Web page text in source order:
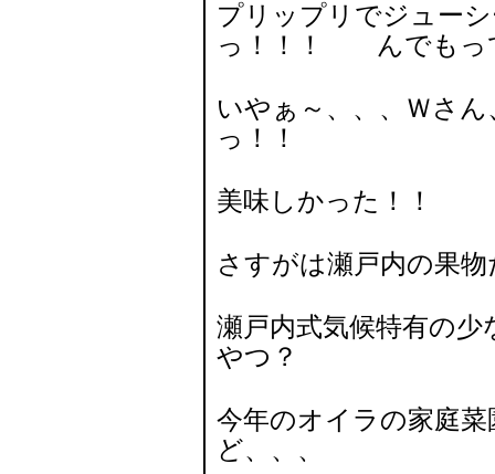
プリップリでジュー
っ！！！ んでもっ
いやぁ～、、、Ｗさ
っ！！
美味しかった！！
さすがは瀬戸内の果
瀬戸内式気候特有の
やつ？
今年のオイラの家庭
ど、、、